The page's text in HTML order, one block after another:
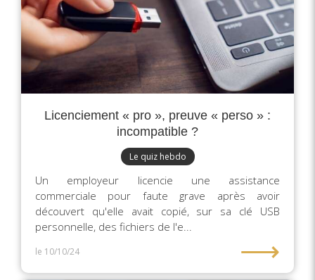
Licenciement « pro », preuve « perso » :
incompatible ?
Le quiz hebdo
Un employeur licencie une assistance
commerciale pour faute grave après avoir
découvert qu'elle avait copié, sur sa clé USB
personnelle, des fichiers de l'e...
le 10/10/24 ⟶